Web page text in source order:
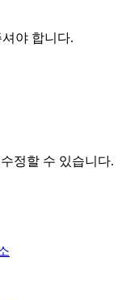
야 합니다.
정할 수 있습니다.